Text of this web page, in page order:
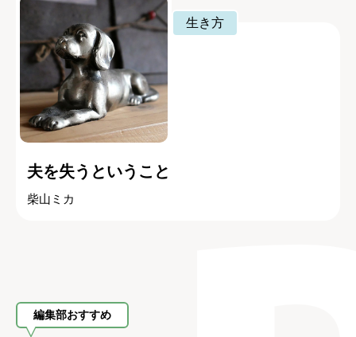
生き方
夫を失うということ
柴山ミカ
編集部おすすめ